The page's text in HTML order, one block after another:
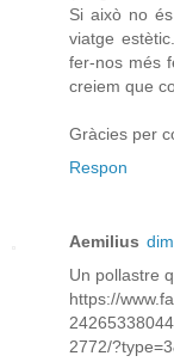
Si això no
viatge
fer-nos més
creiem que
Gràcies per
Respon
Aemilius
Un pollastre
https://
2772/